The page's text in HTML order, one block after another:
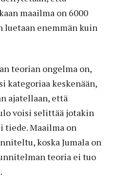
maailma on 6000
luetaan enemmän kuin
teorian ongelma on,
kategoriaa keskenään,
ajatellaan, että
voisi selittää jotakin
tiede. Maailma on
koska Jumala on
teoria ei tuo